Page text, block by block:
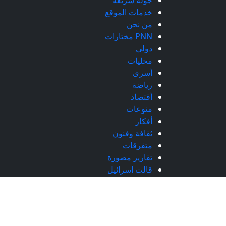
خدمات الموقع
من نحن
PNN مختارات
دولي
محليات
أسرى
رياضة
أقتصاد
منوعات
أفكار
ثقافة وفنون
متفرقات
تقارير مصورة
قالت اسرائيل